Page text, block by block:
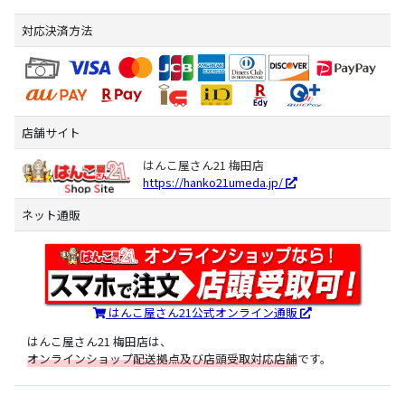
対応決済方法
店舗サイト
はんこ屋さん21 梅田店
https://hanko21umeda.jp/
ネット通販
はんこ屋さん21公式オンライン通販
はんこ屋さん21 梅田店は、
オンラインショップ配送拠点及び店頭受取対応店舗です。